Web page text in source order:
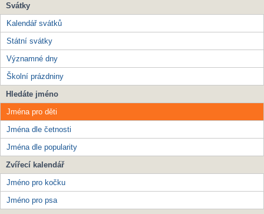
Svátky
Kalendář svátků
Státní svátky
Významné dny
Školní prázdniny
Hledáte jméno
Jména pro děti
Jména dle četnosti
Jména dle popularity
Zvířecí kalendář
Jméno pro kočku
Jméno pro psa